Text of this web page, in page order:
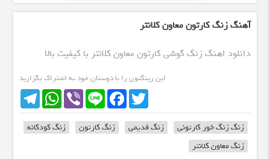
آهنگ زنگ کارتون معاون کلانتر
دانلود اهنگ زنگ گوشی کارتون معاون کلانتر با کیفیت بالا
این رینگتون را با دوستان خود به اشتراک بگزارید
TelegramWhatsApp Viber Line
FacebookTwitter
زنگ زنگ خور کارتونی زنگ قدیمی زنگ کارتون
زنگ کودکانه
زنگ معاون کلانتر